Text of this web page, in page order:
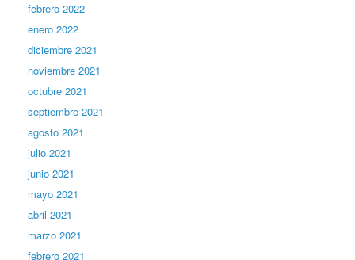
febrero 2022
enero 2022
diciembre 2021
noviembre 2021
octubre 2021
septiembre 2021
agosto 2021
julio 2021
junio 2021
mayo 2021
abril 2021
marzo 2021
febrero 2021